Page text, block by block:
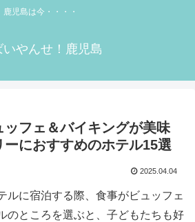
鹿児島は今・・・・
いやんせ！鹿児島
ッフェ＆バイキングが美味
ーにおすすめのホテル15選
2025.04.04
ルに宿泊する際、食事がビュッフェ
のところを選ぶと、子どもたちも好